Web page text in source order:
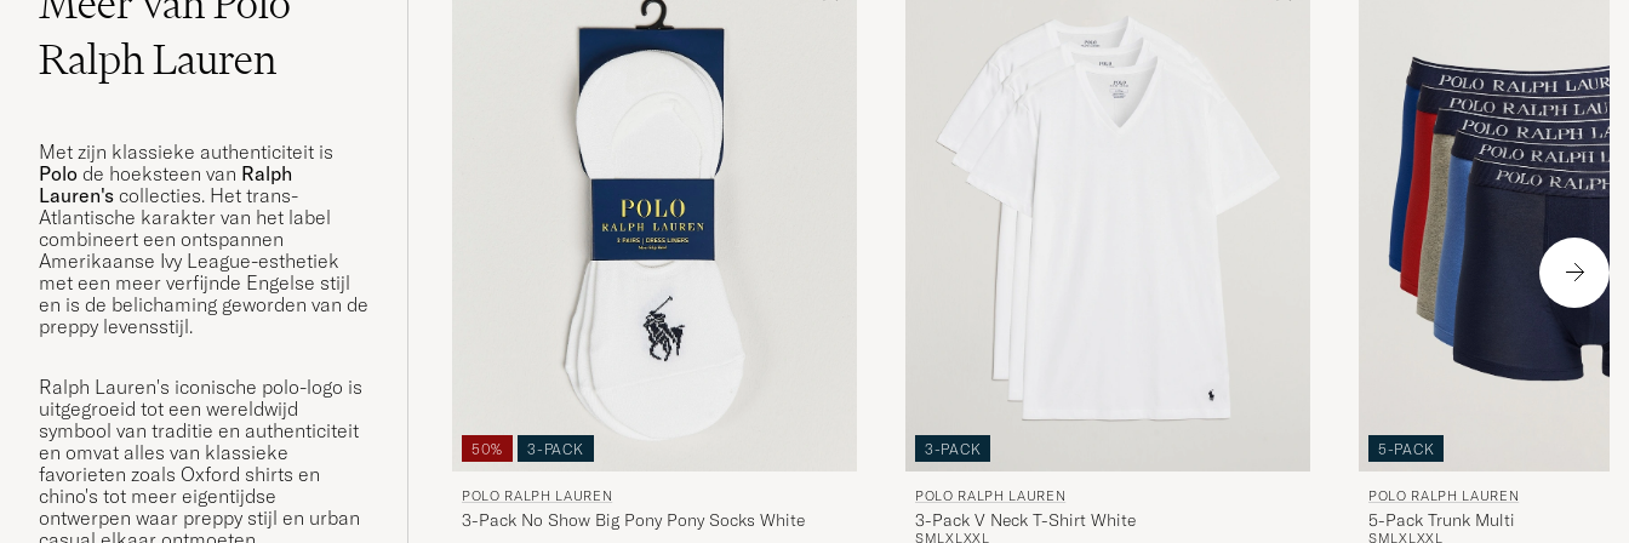
Ralph Lauren
Met zijn klassieke authenticiteit is
Polo de hoeksteen van Ralph
Lauren's collecties. Het trans-
Atlantische karakter van het label
combineert een ontspannen
Amerikaanse Ivy League-esthetiek
met een meer verfijnde Engelse stijl
en is de belichaming geworden van de
preppy levensstijl.
Ralph Lauren's iconische polo-logo is
uitgegroeid tot een wereldwijd
symbool van traditie en authenticiteit
en omvat alles van klassieke
favorieten zoals Oxford shirts en
chino's tot meer eigentijdse
ontwerpen waar preppy stijl en urban
50% 3-PACK
POLO RALPH LAUREN
3-Pack No Show Big Pony Pony Socks White
3-PACK
POLO RALPH LAUREN
3-Pack V Neck T-Shirt White
SMLXLXXL
5-PACK
POLO RALPH LAUREN
5-Pack Trunk Multi
SMLXLXXL